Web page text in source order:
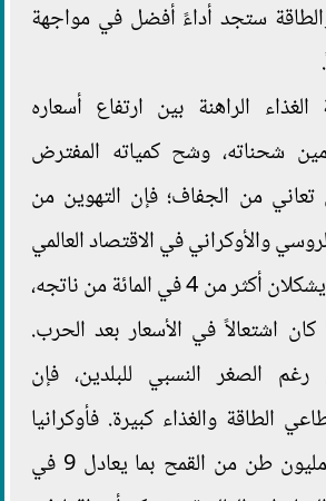
ستجد أداءً أفضل في مواجهة
الراهنة بين ارتفاع أسعاره
شحناته، وشح كمياته المفترض
تعاني من الجفاف؛ فإن التهوين من
والأوكراني في الاقتصاد العالمي
وأنهما مجتمعين لا يشكلان أكثر من 4 في المائة من ناتجه،
اشتعالاً في الأسعار بعد الحرب.
رغم الصغر النسبي للبلدين، فإن
الطاقة والغذاء كبيرة. فأوكرانيا
تصدر وحدها 17 مليون طن من القمح بما يعادل 9 في